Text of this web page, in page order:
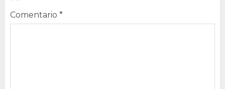
Comentario *